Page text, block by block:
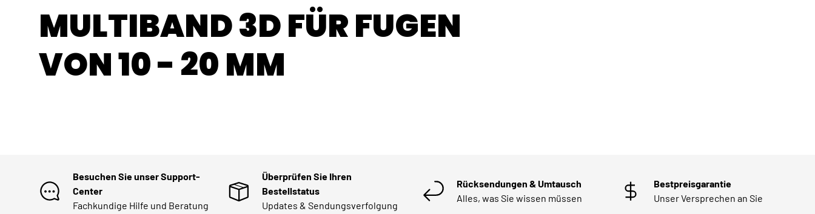
MULTIBAND 3D FÜR FUGEN
VON 10 - 20 MM
Besuchen Sie unser Support-
Center
Fachkundige Hilfe und Beratung
Überprüfen Sie Ihren
Bestellstatus
Updates & Sendungsverfolgung
Rücksendungen & Umtausch
Alles, was Sie wissen müssen
Bestpreisgarantie
Unser Versprechen an Sie